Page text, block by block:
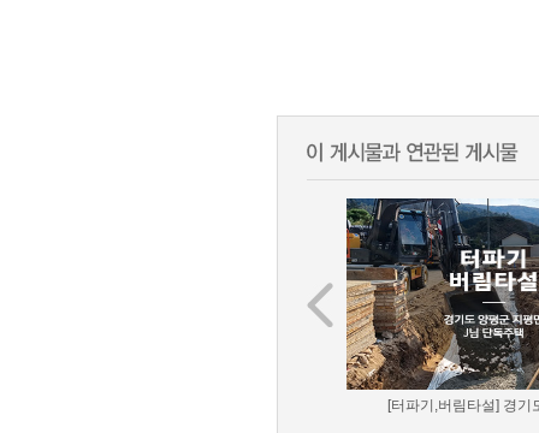
[터파기,버림타설] 경기